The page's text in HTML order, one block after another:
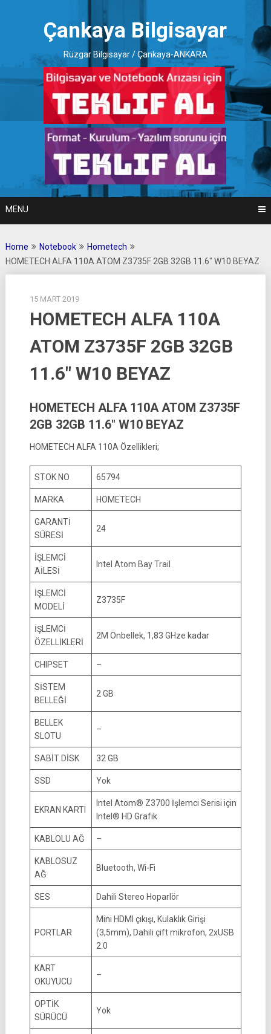
Çankaya Bilgisayar
Rüzgar Bilgisayar / Çankaya-ANKARA
MENU
Home Notebook
Hometech
HOMETECH ALFA 110A ATOM Z3735F 2GB 32GB 11.6″ W10 BEYAZ
15 MART 2019
HOMETECH ALFA 110A
ATOM Z3735F 2GB 32GB
11.6″ W10 BEYAZ
HOMETECH ALFA 110A ATOM Z3735F
2GB 32GB 11.6″ W10 BEYAZ
HOMETECH ALFA 110A Özellikleri;
STOK NO 65794
MARKA HOMETECH
GARANTİ
SÜRESİ
24
İŞLEMCİ
AİLESİ
Intel Atom Bay Trail
İŞLEMCİ
MODELİ
Z3735F
İŞLEMCİ
ÖZELLİKLERİ
2M Önbellek, 1,83 GHze kadar
CHIPSET –
SİSTEM
BELLEĞİ
2 GB
BELLEK
SLOTU
–
SABİT DİSK 32 GB
SSD Yok
EKRAN KARTI
Intel Atom® Z3700 İşlemci Serisi için
Intel® HD Grafik
KABLOLU AĞ –
KABLOSUZ
AĞ
Bluetooth, Wi-Fi
SES Dahili Stereo Hoparlör
PORTLAR
Mini HDMI çıkışı, Kulaklık Girişi
(3,5mm), Dahili çift mikrofon, 2xUSB
2.0
KART
OKUYUCU
–
OPTİK
SÜRÜCÜ
Yok